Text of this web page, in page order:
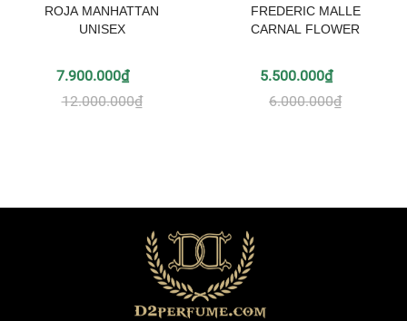
ROJA MANHATTAN
UNISEX
7.900.000₫
12.000.000₫
FREDERIC MALLE
CARNAL FLOWER
5.500.000₫
6.000.000₫